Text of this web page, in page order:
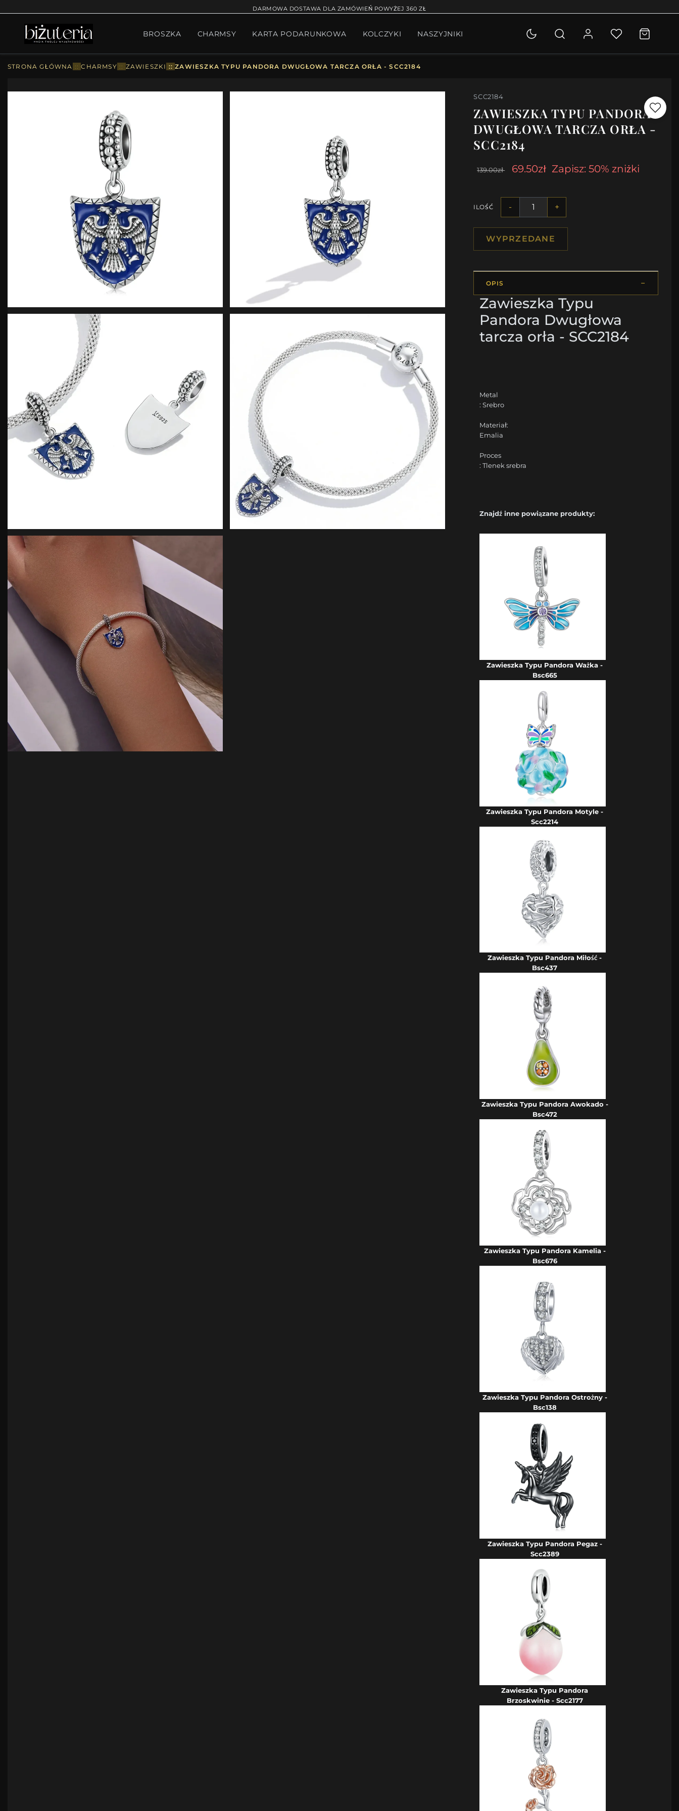
DARMOWA DOSTAWA DLA ZAMÓWIEŃ POWYŻEJ 360 ZŁ
GORĄCA SPRZEDAŻ BRANSOLETKA NA NOGĘ BRANSOLETKI
BROSZKA CHARMSY KARTA PODARUNKOWA KOLCZYKI NASZYJNIKI
STRONA GŁÓWNA ::CHARMSY :: ZAWIESZKI ::ZAWIESZKA TYPU PANDORA DWUGŁOWA TARCZA ORŁA - SCC2184
SCC2184
ZAWIESZKA TYPU PANDORA
DWUGŁOWA TARCZA ORŁA -
SCC2184
139.00zł 69.50zł Zapisz: 50% zniżki
ILOŚĆ - +
WYPRZEDANE
OPIS
Zawieszka Typu
Pandora Dwugłowa
tarcza orła - SCC2184
Metal
: Srebro
Materiał:
Emalia
Proces
: Tlenek srebra
Znajdź inne powiązane produkty:
Zawieszka Typu Pandora Ważka -
Bsc665
Zawieszka Typu Pandora Motyle -
Scc2214
Zawieszka Typu Pandora Miłość -
Bsc437
Zawieszka Typu Pandora Awokado -
Bsc472
Zawieszka Typu Pandora Kamelia -
Bsc676
Zawieszka Typu Pandora Ostrożny -
Bsc138
Zawieszka Typu Pandora Pegaz -
Scc2389
Zawieszka Typu Pandora
Brzoskwinie - Scc2177